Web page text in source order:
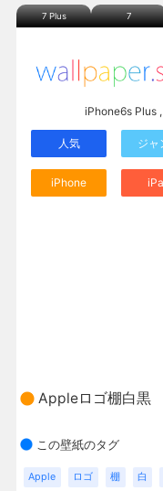
7 Plus 7
iPhone6s Plus
人気 ジャ
iPhone
Appleロゴ棚白黒
この壁紙のタグ
Apple ロゴ 棚 白